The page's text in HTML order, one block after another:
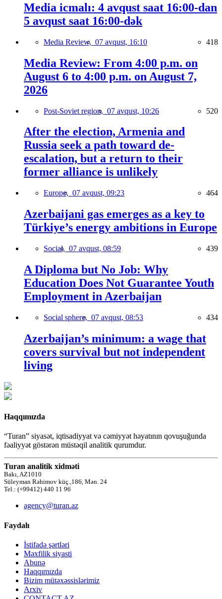
Media icmalı: 4 avqust saat 16:00-dan
5 avqust saat 16:00-dək
Media Review, 07 avqust, 16:10 418
Media Review: From 4:00 p.m. on
August 6 to 4:00 p.m. on August 7,
2026
Post-Soviet region, 07 avqust, 10:26 520
After the election, Armenia and
Russia seek a path toward de-
escalation, but a return to their
former alliance is unlikely
Europe, 07 avqust, 09:23 464
Azerbaijani gas emerges as a key to
Türkiye’s energy ambitions in Europe
Social, 07 avqust, 08:59 439
A Diploma but No Job: Why
Education Does Not Guarantee Youth
Employment in Azerbaijan
Social sphere, 07 avqust, 08:53 434
Azerbaijan’s minimum: a wage that
covers survival but not independent
living
Haqqımızda
“Turan” siyasət, iqtisadiyyat və cəmiyyət həyatının qovuşuğunda
fəaliyyət göstərən müstəqil analitik qurumdur.
Turan analitik xidməti
Bakı, AZ1010
Süleyman Rəhimov küç.,186, Mən. 24
Tel.: (+99412) 440 11 96
agency@turan.az
Faydalı
İstifadə şərtləri
Məxfilik siyasti
Abunə
Haqqımızda
Bizim mütəxəssislərimiz
Arxiv